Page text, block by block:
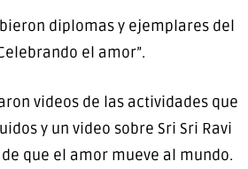
diplomas y ejemplares del
el amor”.
videos de las actividades que
y un video sobre Sri Sri Ravi
que el amor mueve al mundo.